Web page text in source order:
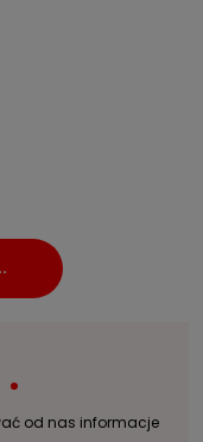
od nas informacje